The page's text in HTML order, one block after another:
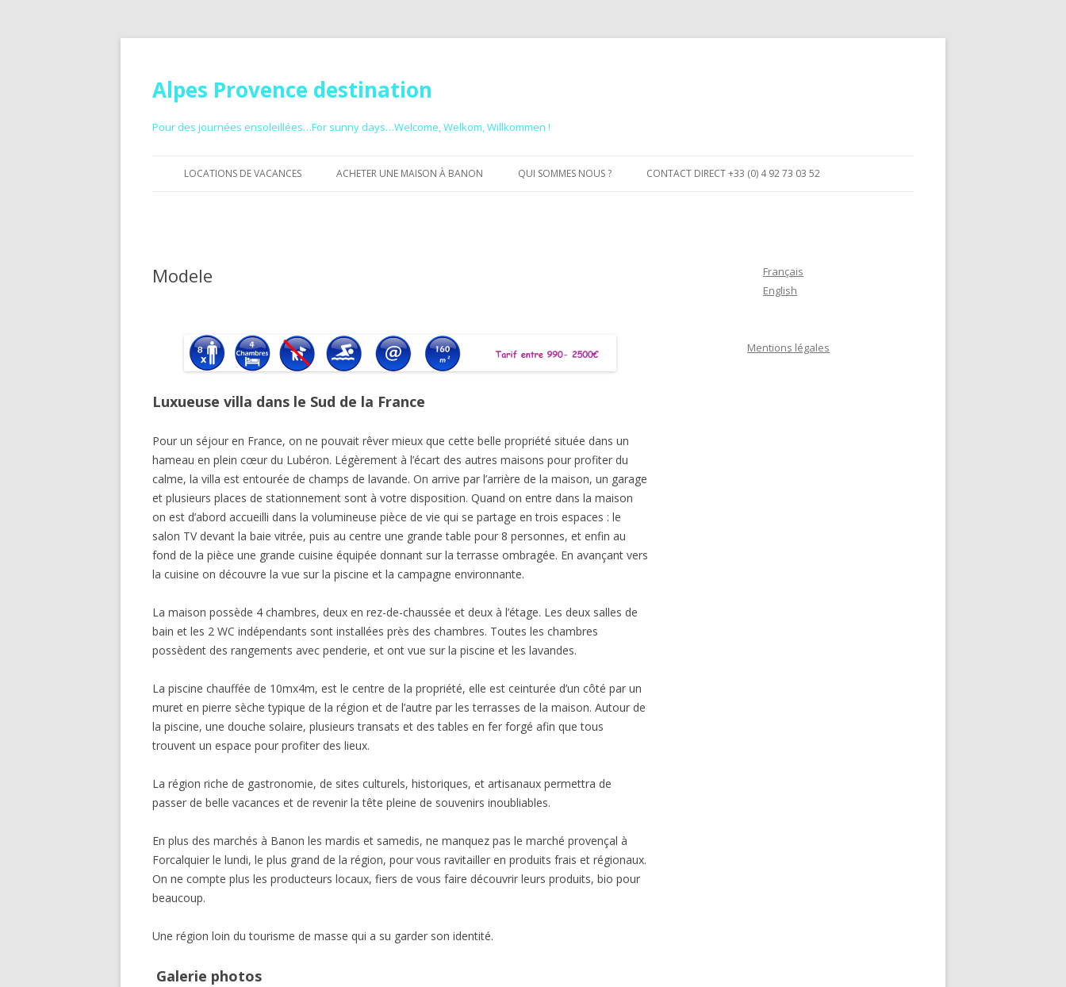
Alpes Provence destination
Pour des journées ensoleillées…For sunny days…Welcome, Welkom, Willkommen !
LOCATIONS DE VACANCES
HÉBERGEMENT AVEC PISCINE
VACANCES À LA MONTAGNE
VACANCES À LA MER
ACHETER UNE MAISON À BANON QUI SOMMES NOUS ? CONTACT DIRECT +33 (0) 4 92 73 03 52
Modele
Luxueuse villa dans le Sud de la France
Pour un séjour en France, on ne pouvait rêver mieux que cette belle propriété située dans un
hameau en plein cœur du Lubéron. Légèrement à l’écart des autres maisons pour profiter du
calme, la villa est entourée de champs de lavande. On arrive par l’arrière de la maison, un garage
et plusieurs places de stationnement sont à votre disposition. Quand on entre dans la maison
on est d’abord accueilli dans la volumineuse pièce de vie qui se partage en trois espaces : le
salon TV devant la baie vitrée, puis au centre une grande table pour 8 personnes, et enfin au
fond de la pièce une grande cuisine équipée donnant sur la terrasse ombragée. En avançant vers
la cuisine on découvre la vue sur la piscine et la campagne environnante.
La maison possède 4 chambres, deux en rez-de-chaussée et deux à l’étage. Les deux salles de
bain et les 2 WC indépendants sont installées près des chambres. Toutes les chambres
possèdent des rangements avec penderie, et ont vue sur la piscine et les lavandes.
La piscine chauffée de 10mx4m, est le centre de la propriété, elle est ceinturée d’un côté par un
muret en pierre sèche typique de la région et de l’autre par les terrasses de la maison. Autour de
la piscine, une douche solaire, plusieurs transats et des tables en fer forgé afin que tous
trouvent un espace pour profiter des lieux.
La région riche de gastronomie, de sites culturels, historiques, et artisanaux permettra de
passer de belle vacances et de revenir la tête pleine de souvenirs inoubliables.
En plus des marchés à Banon les mardis et samedis, ne manquez pas le marché provençal à
Forcalquier le lundi, le plus grand de la région, pour vous ravitailler en produits frais et régionaux.
On ne compte plus les producteurs locaux, fiers de vous faire découvrir leurs produits, bio pour
beaucoup.
Une région loin du tourisme de masse qui a su garder son identité.
Galerie photos
Français
English
Mentions légales